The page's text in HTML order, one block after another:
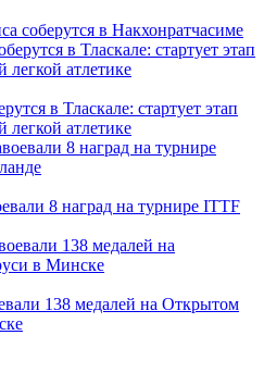
соберутся в Накхонратчасиме
в Тласкале: стартует этап
атлетике
8 наград на турнире ITTF
138 медалей на Открытом